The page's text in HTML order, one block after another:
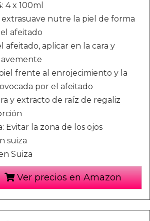
4 x 100ml
nutre la piel de forma
afeitado
afeitado, aplicar en la cara y
frente al enrojecimiento y la
por el afeitado
y extracto de raíz de regaliz
Evitar la zona de los ojos
suiza
Suiza
Ver precios en Amazon